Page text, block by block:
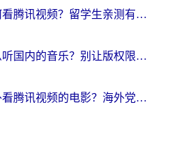
在国外如何看腾讯视频？留学生亲测有效的回国加速方案
在国外怎么听国内的音乐？别让版权限制断了你的华语歌单
怎么在国外看腾讯视频的电影？海外党亲测有效的回国加速指南